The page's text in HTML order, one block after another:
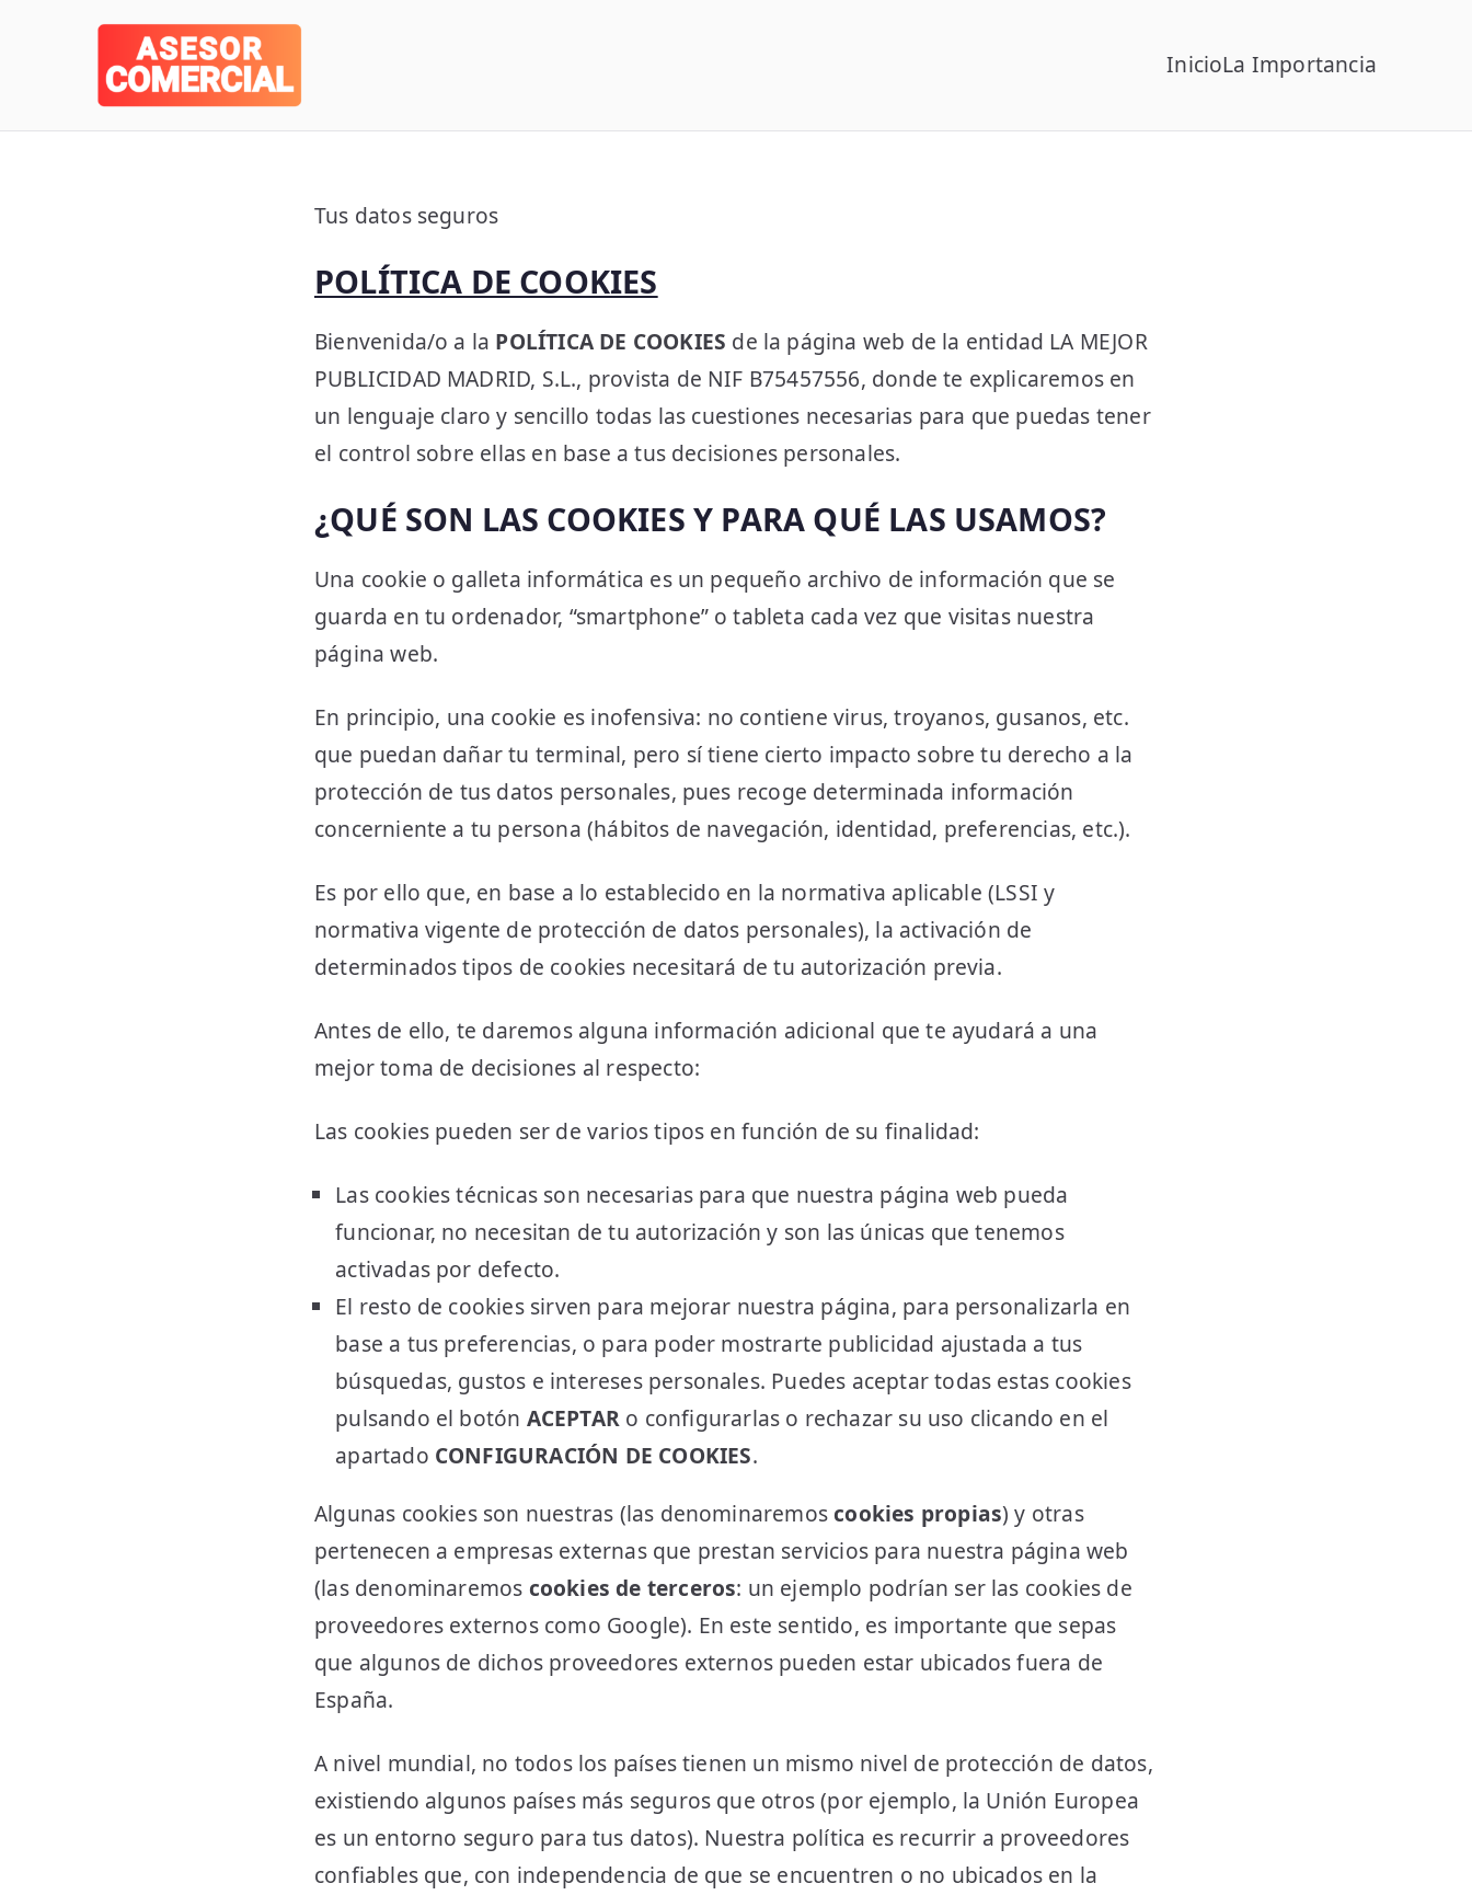
InicioLa Importancia
Tus datos seguros
POLÍTICA DE COOKIES
Bienvenida/o a la POLÍTICA DE COOKIES de la página web de la entidad LA MEJOR
PUBLICIDAD MADRID, S.L., provista de NIF B75457556, donde te explicaremos en
un lenguaje claro y sencillo todas las cuestiones necesarias para que puedas tener
el control sobre ellas en base a tus decisiones personales.
¿QUÉ SON LAS COOKIES Y PARA QUÉ LAS USAMOS?
Una cookie o galleta informática es un pequeño archivo de información que se
guarda en tu ordenador, “smartphone” o tableta cada vez que visitas nuestra
página web.
En principio, una cookie es inofensiva: no contiene virus, troyanos, gusanos, etc.
que puedan dañar tu terminal, pero sí tiene cierto impacto sobre tu derecho a la
protección de tus datos personales, pues recoge determinada información
concerniente a tu persona (hábitos de navegación, identidad, preferencias, etc.).
Es por ello que, en base a lo establecido en la normativa aplicable (LSSI y
normativa vigente de protección de datos personales), la activación de
determinados tipos de cookies necesitará de tu autorización previa.
Antes de ello, te daremos alguna información adicional que te ayudará a una
mejor toma de decisiones al respecto:
Las cookies pueden ser de varios tipos en función de su finalidad:
Las cookies técnicas son necesarias para que nuestra página web pueda
funcionar, no necesitan de tu autorización y son las únicas que tenemos
activadas por defecto.
El resto de cookies sirven para mejorar nuestra página, para personalizarla en
base a tus preferencias, o para poder mostrarte publicidad ajustada a tus
búsquedas, gustos e intereses personales. Puedes aceptar todas estas cookies
pulsando el botón ACEPTAR o configurarlas o rechazar su uso clicando en el
apartado CONFIGURACIÓN DE COOKIES.
Algunas cookies son nuestras (las denominaremoscookies propias) y otras
pertenecen a empresas externas que prestan servicios para nuestra página web
(las denominaremos cookies de terceros: un ejemplo podrían ser las cookies de
proveedores externos como Google). En este sentido, es importante que sepas
que algunos de dichos proveedores externos pueden estar ubicados fuera de
España.
A nivel mundial, no todos los países tienen un mismo nivel de protección de datos,
existiendo algunos países más seguros que otros (por ejemplo, la Unión Europea
es un entorno seguro para tus datos). Nuestra política es recurrir a proveedores
confiables que, con independencia de que se encuentren o no ubicados en la